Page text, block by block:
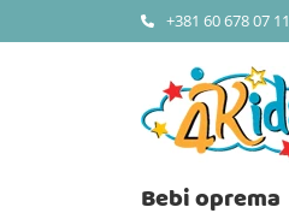
+381 60 678 07 11
Bebi oprema